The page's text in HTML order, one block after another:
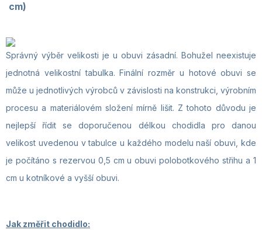
cm)
Správný výběr velikosti je u obuvi zásadní. Bohužel neexistuje
jednotná velikostní tabulka. Finální rozměr u hotové obuvi se
může u jednotlivých výrobců v závislosti na konstrukci, výrobním
procesu a materiálovém složení mírně lišit. Z tohoto důvodu je
nejlepší řídit se doporučenou délkou chodidla pro danou
velikost uvedenou v tabulce u každého modelu naší obuvi, kde
je počítáno s rezervou 0,5 cm u obuvi polobotkového střihu a 1
cm u kotníkové a vyšší obuvi.
Jak změřit chodidlo: